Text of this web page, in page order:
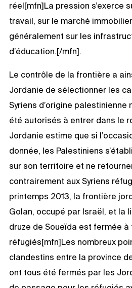
réel[mfn]La pression s’exerce
travail, sur le marché
généralement sur les
d’éducation.[/mfn].
Le contrôle de la frontière a
Jordanie de sélectionner les
Syriens d’origine palestinienne
été autorisés à entrer dans le
Jordanie estime que si
donnée, les Palestiniens
sur son territoire et ne
contrairement aux Syriens
printemps 2013, la frontière
Golan, occupé par Israël, et la
druze de Soueïda est fermée à
réfugiés[mfn]Les nombreux
clandestins entre la province
ont tous été fermés par les